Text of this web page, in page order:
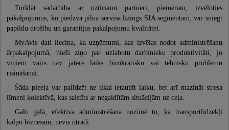
Turklāt sadarbība ar uzticamu partneri, piemēram, izvēloties
pakalpojumus, ko piedāvā pilna servisa līzings SIA segmentam, var sniegt
papildu drošību un garantijas pakalpojumu kvalitātei.
MyAvis dati liecina, ka uzņēmumi, kas izvēlas nodot administrēšanu
ārpakalpojumā, bieži ziņo par uzlabotu darbinieku produktivitāti, jo
viņiem vairs nav jātērē laiks birokrātisku vai tehnisku problēmu
risināšanai.
Šāda pieeja var palīdzēt ne tikai ietaupīt laiku, bet arī mazināt stresa
līmeni kolektīvā, kas saistīts ar negaidītām situācijām uz ceļa.
Galu galā, efektīva administrēšana nozīmē to, ka transportlīdzekļi
kalpo biznesam, nevis otrādi.